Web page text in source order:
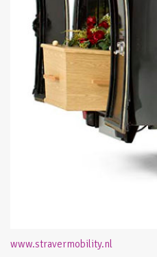
www.stravermobility.nl